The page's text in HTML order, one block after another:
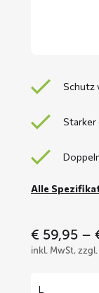
Schutz
Starker
Alle
€ 59,95 –
inkl. MwSt,